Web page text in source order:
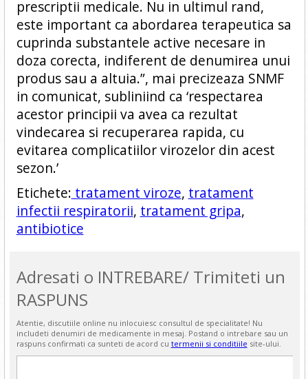
prescriptii medicale. Nu in ultimul rand,
este important ca abordarea terapeutica sa
cuprinda substantele active necesare in
doza corecta, indiferent de denumirea unui
produs sau a altuia.”, mai precizeaza SNMF
in comunicat, subliniind ca ‘respectarea
acestor principii va avea ca rezultat
vindecarea si recuperarea rapida, cu
evitarea complicatiilor virozelor din acest
sezon.’
Etichete: tratament viroze, tratament
infectii respiratorii, tratament gripa,
antibiotice
Adresati o INTREBARE/ Trimiteti un
RASPUNS
Atentie, discutiile online nu inlocuiesc consultul de specialitate! Nu
includeti denumiri de medicamente in mesaj. Postand o intrebare sau un
raspuns confirmati ca sunteti de acord cu termenii si conditiile site-ului.